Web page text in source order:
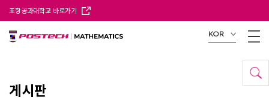
포항공과대학교 바로가기
KOR
게시판